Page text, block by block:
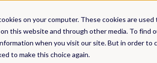
on your computer. These cookies are
this website and through other media. To find
when you visit our site. But in order
to make this choice again.
Product